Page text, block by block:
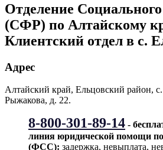
Отделение
(СФР) по Алтайскому
Клиентский отдел в с.
Адрес
Алтайский край, Ельцовский район,
Рыжакова, д. 22.
8-800-301-89-14 -
линия юридической помощи
(ФСС): задержка, невыплата,